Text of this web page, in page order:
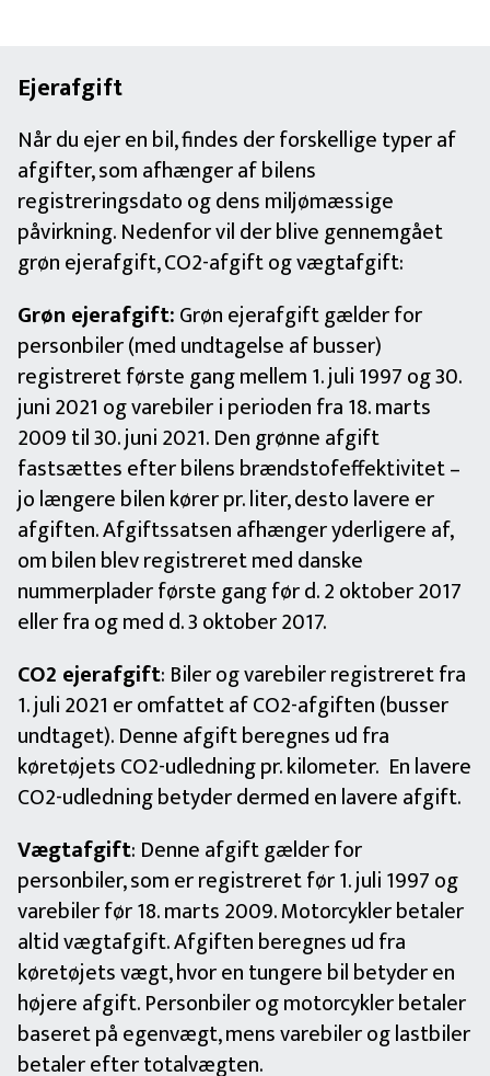
Ejerafgift
Når du ejer en bil, findes der forskellige typer af
afgifter, som afhænger af bilens
registreringsdato og dens miljømæssige
påvirkning. Nedenfor vil der blive gennemgået
grøn ejerafgift, CO2-afgift og vægtafgift:
Grøn ejerafgift:Grøn ejerafgift gælder for
personbiler (med undtagelse af busser)
registreret første gang mellem 1. juli 1997 og 30.
juni 2021 og varebiler i perioden fra 18. marts
2009 til 30. juni 2021. Den grønne afgift
fastsættes efter bilens brændstofeffektivitet –
jo længere bilen kører pr. liter, desto lavere er
afgiften. Afgiftssatsen afhænger yderligere af,
om bilen blev registreret med danske
nummerplader første gang før d. 2 oktober 2017
eller fra og med d. 3 oktober 2017.
CO2 ejerafgift: Biler og varebiler registreret fra
1. juli 2021 er omfattet af CO2-afgiften (busser
undtaget). Denne afgift beregnes ud fra
køretøjets CO2-udledning pr. kilometer. En lavere
CO2-udledning betyder dermed en lavere afgift.
Vægtafgift: Denne afgift gælder for
personbiler, som er registreret før 1. juli 1997 og
varebiler før 18. marts 2009. Motorcykler betaler
altid vægtafgift. Afgiften beregnes ud fra
køretøjets vægt, hvor en tungere bil betyder en
højere afgift. Personbiler og motorcykler betaler
baseret på egenvægt, mens varebiler og lastbiler
betaler efter totalvægten.